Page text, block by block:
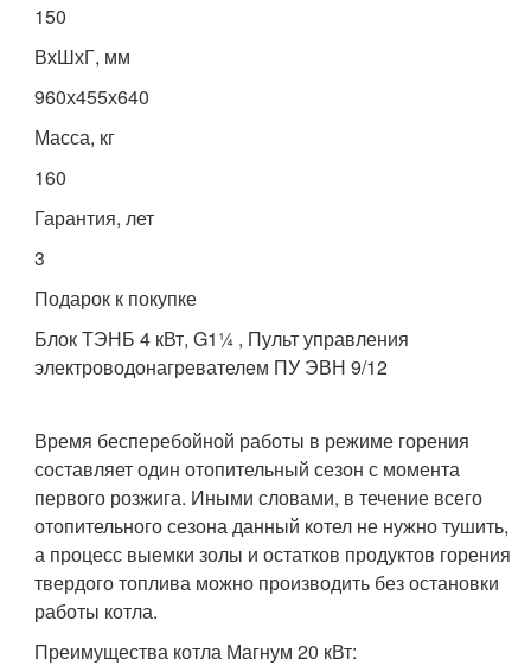
150
ВхШхГ, мм
960х455х640
Масса, кг
160
Гарантия, лет
3
Подарок к покупке
Блок ТЭНБ 4 кВт, G1¼ , Пульт управления
электроводонагревателем ПУ ЭВН 9/12
Время бесперебойной работы в режиме горения
составляет один отопительный сезон с момента
первого розжига. Иными словами, в течение всего
отопительного сезона данный котел не нужно тушить,
а процесс выемки золы и остатков продуктов горения
твердого топлива можно производить без остановки
работы котла.
Преимущества котла Магнум 20 кВт: